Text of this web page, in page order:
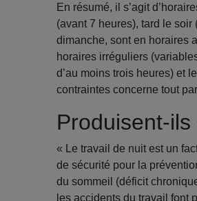
En résumé, il s’agit
(avant 7 heures), tard le
dimanche, sont en horaires
horaires irréguliers
d’au moins trois heures) et
contraintes concerne tout
Produisent-
« Le travail de nuit est un
de sécurité pour la
du sommeil (déficit
les accidents du travail font